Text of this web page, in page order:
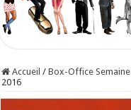
Accueil / Box-Office Semaine
2016